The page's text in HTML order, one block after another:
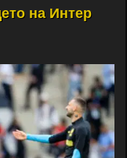
на Интер